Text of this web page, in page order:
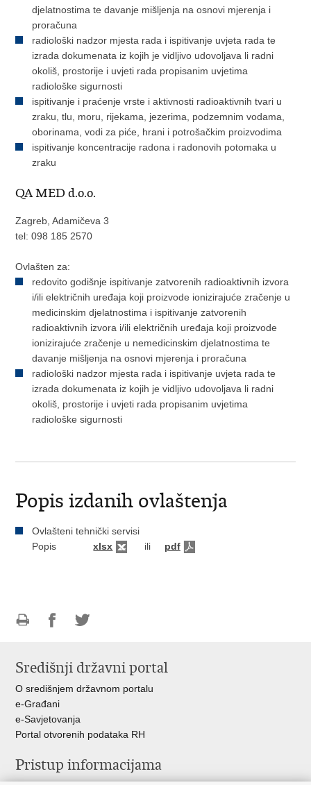
djelatnostima te davanje mišljenja na osnovi mjerenja i
proračuna
radiološki nadzor mjesta rada i ispitivanje uvjeta rada te
izrada dokumenata iz kojih je vidljivo udovoljava li radni
okoliš, prostorije i uvjeti rada propisanim uvjetima
radiološke sigurnosti
ispitivanje i praćenje vrste i aktivnosti radioaktivnih tvari u
zraku, tlu, moru, rijekama, jezerima, podzemnim vodama,
oborinama, vodi za piće, hrani i potrošačkim proizvodima
ispitivanje koncentracije radona i radonovih potomaka u
zraku
QA MED d.o.o.
Zagreb, Adamičeva 3
tel: 098 185 2570
Ovlašten za:
redovito godišnje ispitivanje zatvorenih radioaktivnih izvora
i/ili električnih uređaja koji proizvode ionizirajuće zračenje u
medicinskim djelatnostima i ispitivanje zatvorenih
radioaktivnih izvora i/ili električnih uređaja koji proizvode
ionizirajuće zračenje u nemedicinskim djelatnostima te
davanje mišljenja na osnovi mjerenja i proračuna
radiološki nadzor mjesta rada i ispitivanje uvjeta rada te
izrada dokumenata iz kojih je vidljivo udovoljava li radni
okoliš, prostorije i uvjeti rada propisanim uvjetima
radiološke sigurnosti
Popis izdanih ovlaštenja
Ovlašteni tehnički servisi
Popis
xlsx ili pdf
FacebookuTwitteru
Središnji državni portal
O središnjem državnom portalu
e-Građani
e-Savjetovanja
Portal otvorenih podataka RH
Pristup informacijama